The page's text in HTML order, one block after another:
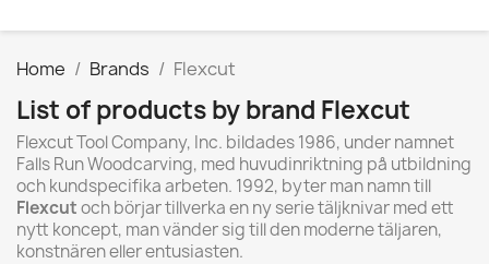
Home Brands Flexcut
List of products by brand Flexcut
Flexcut Tool Company, Inc. bildades 1986, under namnet
Falls Run Woodcarving, med huvudinriktning på utbildning
och kundspecifika arbeten. 1992, byter man namn till
Flexcutoch börjar tillverka en ny serie täljknivar med ett
nytt koncept, man vänder sig till den moderne täljaren,
konstnären eller entusiasten.